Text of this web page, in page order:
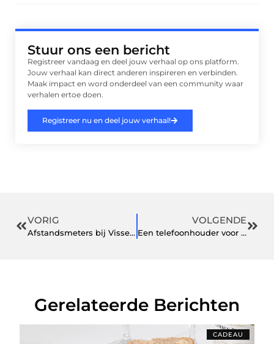
Stuur ons een bericht
Registreer vandaag en deel jouw verhaal op ons platform.
Jouw verhaal kan direct anderen inspireren en verbinden.
Maak impact en word onderdeel van een community waar
verhalen ertoe doen.
Registreer nu en deel jouw verhaal!
VORIG
Afstandsmeters bij Visser & Visser
VOLGENDE
Een telefoonhouder voor in de auto met ventilatierooster koop je hier
Gerelateerde Berichten
CADEAU